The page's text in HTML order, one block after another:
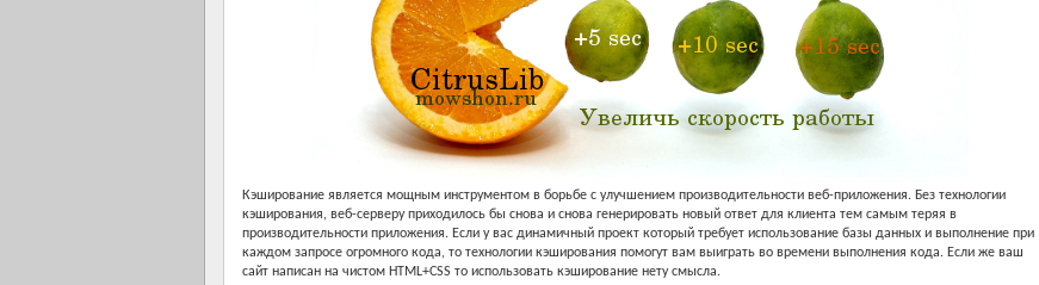
Кэширование является мощным инструментом в борьбе с улучшением производительности веб-приложения. Без технологии
кэширования, веб-серверу приходилось бы снова и снова генерировать новый ответ для клиента тем самым теряя в
производительности приложения. Если у вас динамичный проект который требует использование базы данных и выполнение при
каждом запросе огромного кода, то технологии кэширования помогут вам выиграть во времени выполнения кода. Если же ваш
сайт написан на чистом HTML+CSS то использовать кэширование нету смысла.